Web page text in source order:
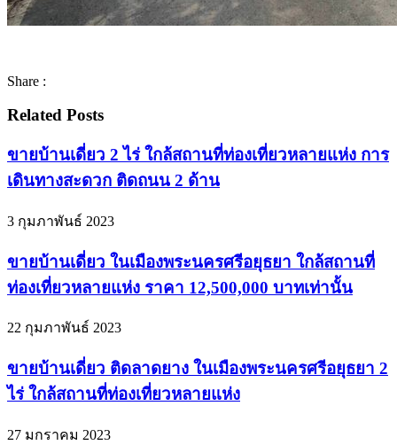
Share :
Related Posts
ขายบ้านเดี่ยว 2 ไร่ ใกล้สถานที่ท่องเที่ยวหลายแห่ง การ
เดินทางสะดวก ติดถนน 2 ด้าน
3 กุมภาพันธ์ 2023
ขายบ้านเดี่ยว ในเมืองพระนครศรีอยุธยา ใกล้สถานที่
ท่องเที่ยวหลายแห่ง ราคา 12,500,000 บาทเท่านั้น
22 กุมภาพันธ์ 2023
ขายบ้านเดี่ยว ติดลาดยาง ในเมืองพระนครศรีอยุธยา 2
ไร่ ใกล้สถานที่ท่องเที่ยวหลายแห่ง
27 มกราคม 2023